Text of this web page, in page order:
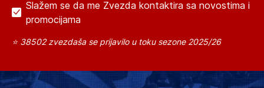
Slažem se da me Zvezda kontaktira sa novostima i
promocijama
⭐ 38502 zvezdaša se prijavilo u toku sezone 2025/26